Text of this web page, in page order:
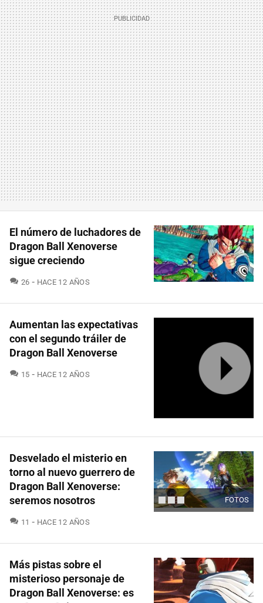
El número de luchadores de
Dragon Ball Xenoverse
sigue creciendo
26 COMENTARIOS
HACE 12 AÑOS
Aumentan las expectativas
con el segundo tráiler de
Dragon Ball Xenoverse
15 COMENTARIOS
HACE 12 AÑOS
FOTOS
Desvelado el misterio en
torno al nuevo guerrero de
Dragon Ball Xenoverse:
seremos nosotros
11 COMENTARIOS
HACE 12 AÑOS
Más pistas sobre el
misterioso personaje de
Dragon Ball Xenoverse: es